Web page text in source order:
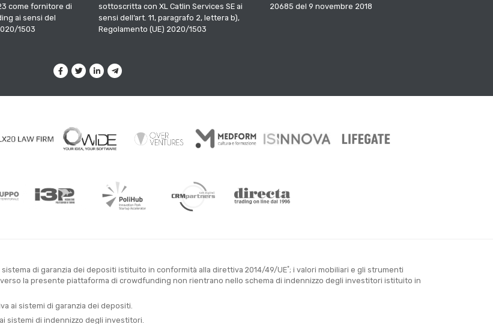
come fornitore di
ai sensi del
1503
sottoscritta con XL Catlin Services SE ai
sensi dell’art. 11, paragrafo 2, lettera b),
Regolamento (UE) 2020/1503
20685 del 9 novembre 2018
di garanzia dei depositi istituito in conformità alla direttiva 2014/49/UE*; i valori mobiliari e gli strumenti
la presente piattaforma di crowdfunding non rientrano nello schema di indennizzo degli investitori istituito in
ai sistemi di garanzia dei depositi.
sistemi di indennizzo degli investitori.